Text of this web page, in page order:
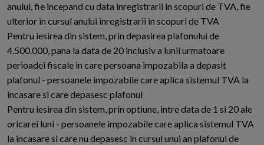
anului, fie incepand cu data inregistrarii in scopuri de TVA, fie
ulterior in cursul anului inregistrarii in scopuri de TVA
Pentru iesirea din sistem, prin depasirea plafonului de
4.500.000, pana la data de 20 inclusiv a lunii urmatoare
perioadei fiscale in care persoana impozabila a depasit
plafonul - persoanele impozabile care aplica sistemul TVA la
incasare si care depasesc plafonul
Pentru iesirea din sistem, prin optiune, intre data de 1 si 20 ale
oricarei luni - persoanele impozabile care aplica sistemul TVA
la incasare si care nu depasesc in cursul unui an plafonul de